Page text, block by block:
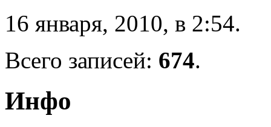
16 января, 2010, в 2:54.
Всего записей: 674.
Инфо